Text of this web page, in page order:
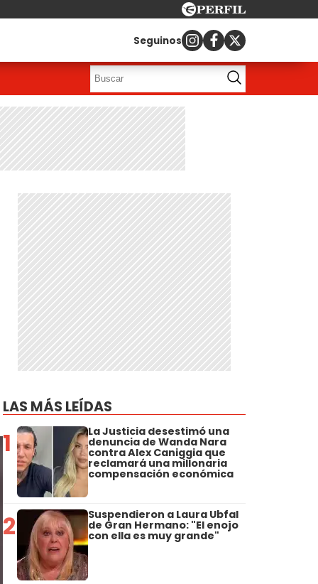
Seguinos
LAS MÁS LEÍDAS
1 La Justicia desestimó una
denuncia de Wanda Nara
contra Alex Caniggia que
reclamará una millonaria
compensación económica
2 Suspendieron a Laura Ubfal
de Gran Hermano: "El enojo
con ella es muy grande"